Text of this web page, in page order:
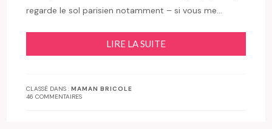
regarde le sol parisien notamment – si vous me…
LIRE LA SUITE
CLASSÉ DANS :MAMAN BRICOLE
46 COMMENTAIRES